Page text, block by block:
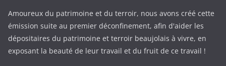
Amoureux du patrimoine et du terroir, nous avons créé cette
émission suite au premier déconfinement, afin d'aider les
dépositaires du patrimoine et terroir beaujolais à vivre, en
exposant la beauté de leur travail et du fruit de ce travail !